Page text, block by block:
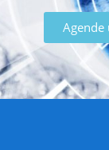
Agende